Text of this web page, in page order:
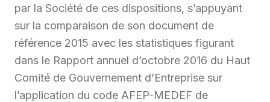
par la Société de ces dispositions, s’appuyant
sur la comparaison de son document de
référence 2015 avec les statistiques figurant
dans le Rapport annuel d’octobre 2016 du Haut
Comité de Gouvernement d’Entreprise sur
l’application du code AFEP-MEDEF de